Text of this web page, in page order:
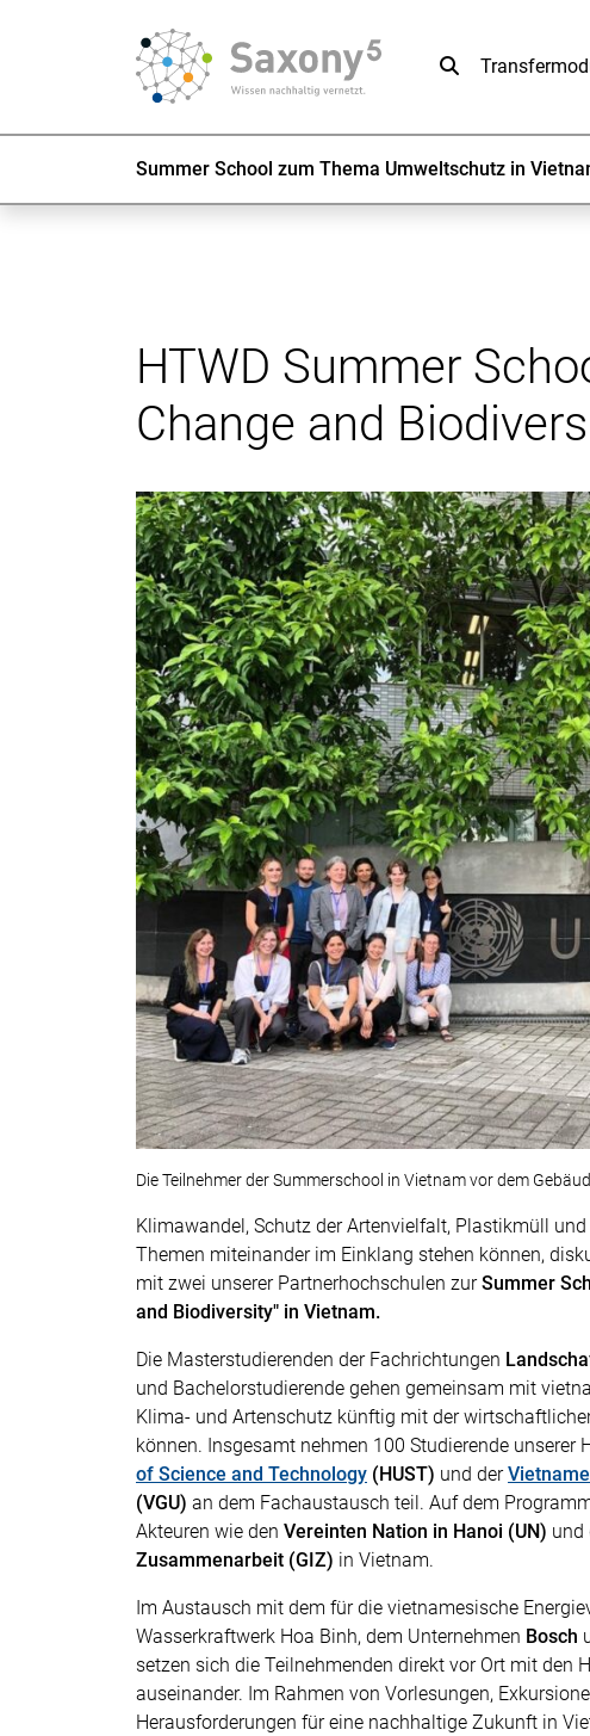
Suche
Summer School zum Thema Umweltschutz in
HTWD Summer
Change and
Die Teilnehmer der Summerschool in Vietnam vor dem
Klimawandel, Schutz der Artenvielfalt, Plastikmüll
Themen miteinander im Einklang stehen können,
mit zwei unserer Partnerhochschulen zurSummer
and Biodiversity" in Vietnam.
Die Masterstudierenden der Fachrichtungen
und Bachelorstudierende gehen gemeinsam mit
Klima- und Artenschutz künftig mit der
können. Insgesamt nehmen 100 Studierende unserer
of Science and Technology (HUST) und der
(VGU) an dem Fachaustausch teil. Auf dem
Akteuren wie den Vereinten Nation in Hanoi (UN) und
Zusammenarbeit (GIZ) in Vietnam.
Im Austausch mit dem für die vietnamesische
Wasserkraftwerk Hoa Binh, dem Unternehmen Bosch
setzen sich die Teilnehmenden direkt vor Ort mit den
auseinander. Im Rahmen von Vorlesungen,
Herausforderungen für eine nachhaltige Zukunft in